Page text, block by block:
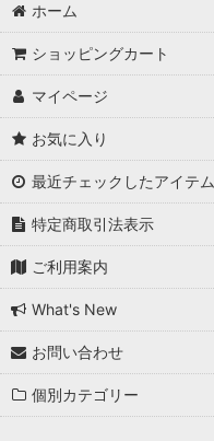
ホーム
ショッピングカート
マイページ
お気に入り
最近チェックしたアイテム
特定商取引法表示
ご利用案内
What's New
お問い合わせ
個別カテゴリー